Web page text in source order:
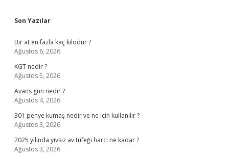
Sidebar
Son Yazılar
Bir at en fazla kaç kilodur ?
Ağustos 6, 2026
KGT nedir ?
Ağustos 5, 2026
Avans gün nedir ?
Ağustos 4, 2026
301 penye kumaş nedir ve ne için kullanılır ?
Ağustos 3, 2026
2025 yılında yivsiz av tüfeği harcı ne kadar ?
Ağustos 3, 2026